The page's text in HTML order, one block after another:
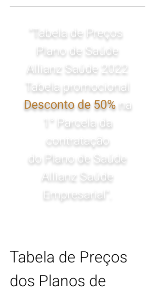
"Tabela de Preços
Plano de Saúde
Allianz Saúde 2022
Tabela promocional
Desconto de 50% na
1° Parcela da
contratação
do Plano de Saúde
Allianz Saúde
Empresarial".
Tabela de Preços
dos Planos de